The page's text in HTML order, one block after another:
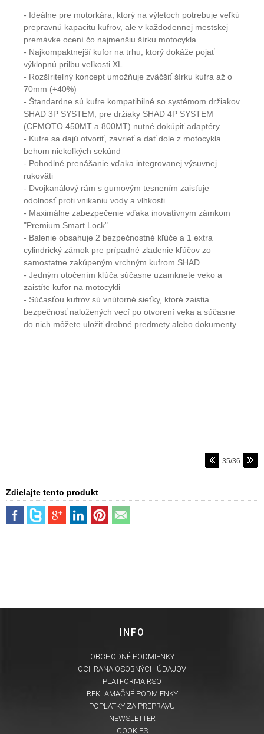
- Ideálne pre motorkára, ktorý na výletoch potrebuje veľkú
prepravnú kapacitu kufrov, ale v každodennej mestskej
premávke ocení čo najmenšiu šírku motocykla.
- Najkompaktnejší kufor na trhu, ktorý dokáže pojať
výklopnú prilbu veľkosti XL
- Rozšíriteľný koncept umožňuje zväčšiť šírku kufra až o
70mm (+40%)
- Štandardne sú kufre kompatibilné so systémom držiakov
SHAD 3P SYSTEM, pre držiaky SHAD 4P SYSTEM
(CFMOTO 450MT a 800MT) nutné dokúpiť adaptéry
- Kufre sa dajú otvoriť, zavrieť a dať dole z motocykla
behom niekoľkých sekúnd
- Pohodlné prenášanie vďaka integrovanej výsuvnej
rukoväti
- Dvojkanálový rám s gumovým tesnením zaisťuje
odolnosť proti vnikaniu vody a vlhkosti
- Maximálne zabezpečenie vďaka inovatívnym zámkom
"Premium Smart Lock"
- Balenie obsahuje 2 bezpečnostné kľúče a 1 extra
cylindrický zámok pre prípadné zladenie kľúčov zo
samostatne zakúpeným vrchným kufrom SHAD
- Jedným otočením kľúča súčasne uzamknete veko a
zaistíte kufor na motocykli
- Súčasťou kufrov sú vnútorné sieťky, ktoré zaistia
bezpečnosť naložených vecí po otvorení veka a súčasne
do nich môžete uložiť drobné predmety alebo dokumenty
35/36
Zdielajte tento produkt
INFO
OBCHODNÉ PODMIENKY
OCHRANA OSOBNÝCH ÚDAJOV
PLATFORMA RSO
REKLAMAČNÉ PODMIENKY
POPLATKY ZA PREPRAVU
NEWSLETTER
COOKIES